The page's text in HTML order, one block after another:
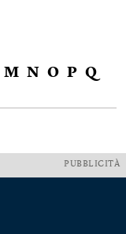
M N O P Q
PUBBLICITÀ